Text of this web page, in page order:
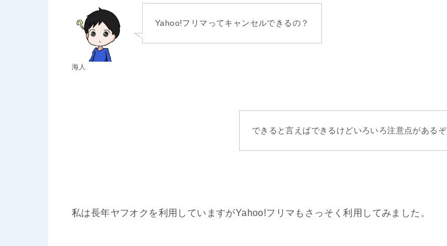
海人
Yahoo!フリマってキャンセルできるの？
できると言えばできるけどいろいろ注意点があるぞ
私は長年ヤフオクを利用していますがYahoo!フリマもさっそく利用してみました。